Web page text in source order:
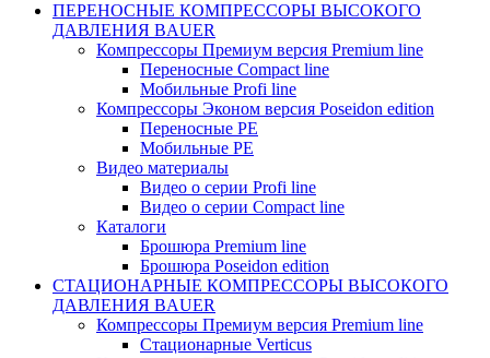
ПЕРЕНОСНЫЕ КОМПРЕССОРЫ ВЫСОКОГО
ДАВЛЕНИЯ BAUER
Компрессоры Премиум версия Premium line
Переносные Compact line
Мобильные Profi line
Компрессоры Эконом версия Poseidon edition
Переносные PE
Мобильные PE
Видео материалы
Видео о серии Profi line
Видео о серии Compact line
Каталоги
Брошюра Premium line
Брошюра Poseidon edition
СТАЦИОНАРНЫЕ КОМПРЕССОРЫ ВЫСОКОГО
ДАВЛЕНИЯ BAUER
Компрессоры Премиум версия Premium line
Стационарные Verticus